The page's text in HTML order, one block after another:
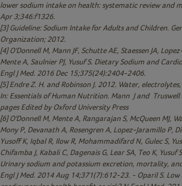
lower sodium intake on health: systematic review and
Apr 3;346:f1326.
[3] Guideline: Sodium Intake for Adults and Children.
Organization; 2012.
[4]O'Donnell M, Mann JF, Schutte AE, Staessen JA,
Mente A, Saulnier PJ, Yusuf S. Dietary Sodium and
Engl J Med. 2016 Dec 15;375(24):2404-2406.
[5]Endre Z. H. and Robinson J. 2012. Water,
In: Essentials of Human Nutrition. Mann J and
pages Edited by Oxford University Press
[6]O'Donnell M, Mente A, Rangarajan S, McQueen MJ,
Mony P, Devanath A, Rosengren A, Lopez-Jaramillo P,
Yusoff K, Iqbal R, Ilow R, Mohammadifard N, Gulec S,
Chifamba J, Kabali C, Dagenais G, Lear SA, Teo K, Yusuf
Urinary sodium and potassium excretion, mortality,
Engl J Med. 2014 Aug 14;371(7):612-23. - Oparil S.